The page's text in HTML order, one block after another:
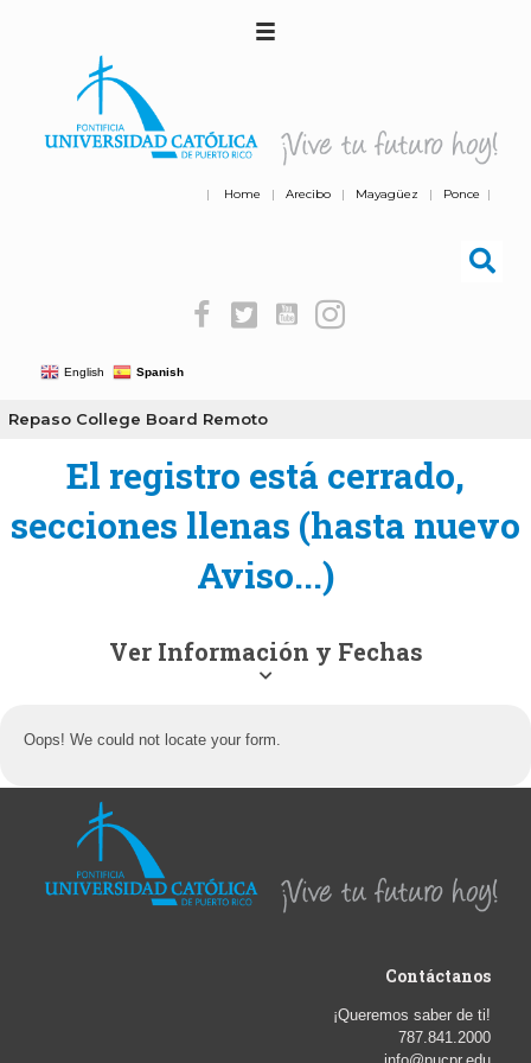
| Home | Arecibo | Mayagüez | Ponce |
English Spanish
Repaso College Board Remoto
El registro está cerrado,
secciones llenas (hasta nuevo
Aviso...)
Ver Información y Fechas
Oops! We could not locate your form.
Contáctanos
¡Queremos saber de ti!
787.841.2000